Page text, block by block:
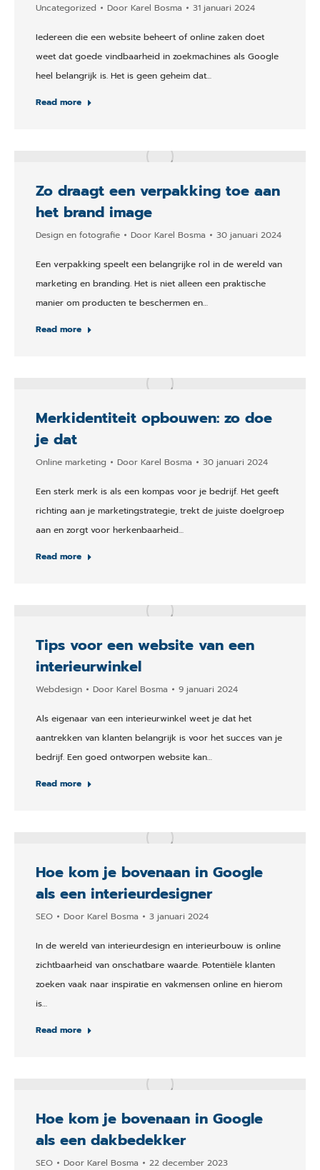
Uncategorized Door Karel Bosma 31 januari 2024
Iedereen die een website beheert of online zaken doet
weet dat goede vindbaarheid in zoekmachines als Google
heel belangrijk is. Het is geen geheim dat…
Read more
Zo draagt een verpakking toe aan
het brand image
Design en fotografie Door Karel Bosma 30 januari 2024
Een verpakking speelt een belangrijke rol in de wereld van
marketing en branding. Het is niet alleen een praktische
manier om producten te beschermen en…
Read more
Merkidentiteit opbouwen: zo doe
je dat
Online marketing Door Karel Bosma 30 januari 2024
Een sterk merk is als een kompas voor je bedrijf. Het geeft
richting aan je marketingstrategie, trekt de juiste doelgroep
aan en zorgt voor herkenbaarheid…
Read more
Tips voor een website van een
interieurwinkel
Webdesign Door Karel Bosma 9 januari 2024
Als eigenaar van een interieurwinkel weet je dat het
aantrekken van klanten belangrijk is voor het succes van je
bedrijf. Een goed ontworpen website kan…
Read more
Hoe kom je bovenaan in Google
als een interieurdesigner
SEO Door Karel Bosma 3 januari 2024
In de wereld van interieurdesign en interieurbouw is online
zichtbaarheid van onschatbare waarde. Potentiële klanten
zoeken vaak naar inspiratie en vakmensen online en hierom
is…
Read more
Hoe kom je bovenaan in Google
als een dakbedekker
SEO Door Karel Bosma 22 december 2023